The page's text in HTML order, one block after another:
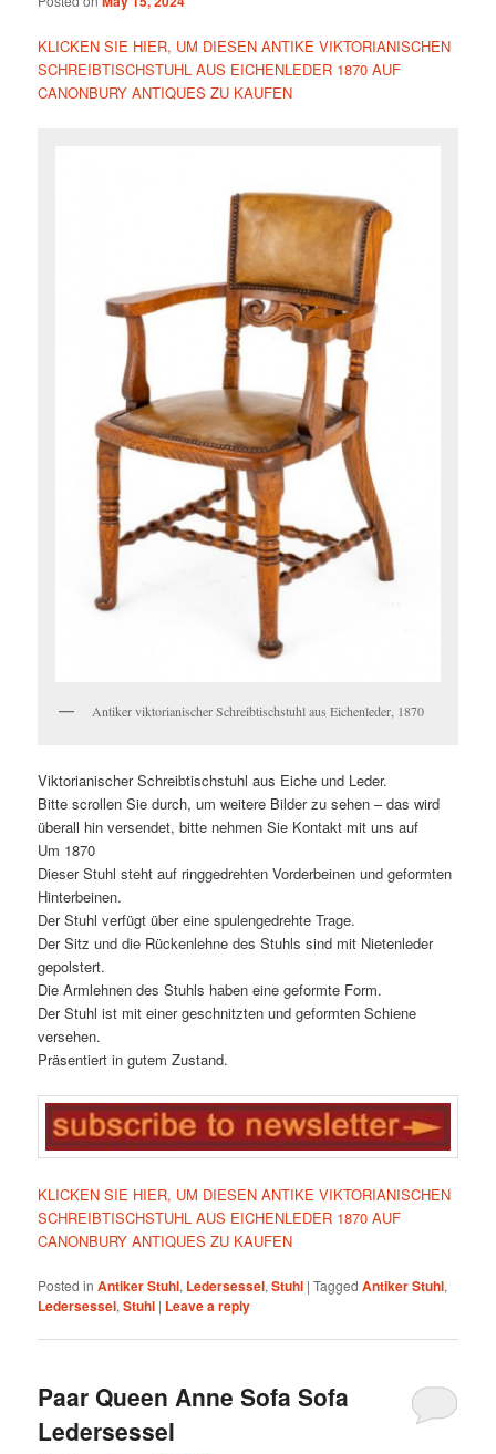
KLICKEN SIE HIER, UM DIESEN ANTIKE VIKTORIANISCHEN
SCHREIBTISCHSTUHL AUS EICHENLEDER 1870 AUF
CANONBURY ANTIQUES ZU KAUFEN
Antiker viktorianischer Schreibtischstuhl aus Eichenleder, 1870
Viktorianischer Schreibtischstuhl aus Eiche und Leder.
Bitte scrollen Sie durch, um weitere Bilder zu sehen – das wird
überall hin versendet, bitte nehmen Sie Kontakt mit uns auf
Um 1870
Dieser Stuhl steht auf ringgedrehten Vorderbeinen und geformten
Hinterbeinen.
Der Stuhl verfügt über eine spulengedrehte Trage.
Der Sitz und die Rückenlehne des Stuhls sind mit Nietenleder
gepolstert.
Die Armlehnen des Stuhls haben eine geformte Form.
Der Stuhl ist mit einer geschnitzten und geformten Schiene
versehen.
Präsentiert in gutem Zustand.
KLICKEN SIE HIER, UM DIESEN ANTIKE VIKTORIANISCHEN
SCHREIBTISCHSTUHL AUS EICHENLEDER 1870 AUF
CANONBURY ANTIQUES ZU KAUFEN
Posted in Antiker Stuhl, Ledersessel,Stuhl |Tagged Antiker Stuhl,
Ledersessel,Stuhl | Leave a reply
Paar Queen Anne Sofa Sofa
Ledersessel